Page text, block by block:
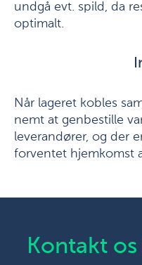
undgå evt. spild, da
optimalt.
Når lageret kobles
nemt at genbestille
leverandører, og der
forventet hjemkomst
Kontakt